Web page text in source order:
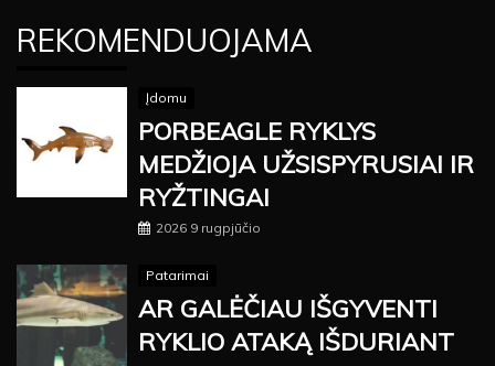
REKOMENDUOJAMA
Įdomu
PORBEAGLE RYKLYS
MEDŽIOJA UŽSISPYRUSIAI IR
RYŽTINGAI
2026 9 rugpjūčio
Patarimai
AR GALĖČIAU IŠGYVENTI
RYKLIO ATAKĄ IŠDURIANT